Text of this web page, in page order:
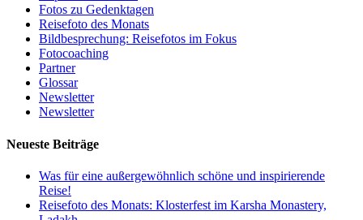
Fotos zu Gedenktagen
Reisefoto des Monats
Bildbesprechung: Reisefotos im Fokus
Fotocoaching
Partner
Glossar
Newsletter
Newsletter
Neueste Beiträge
Was für eine außergewöhnlich schöne und inspirierende
Reise!
Reisefoto des Monats: Klosterfest im Karsha Monastery,